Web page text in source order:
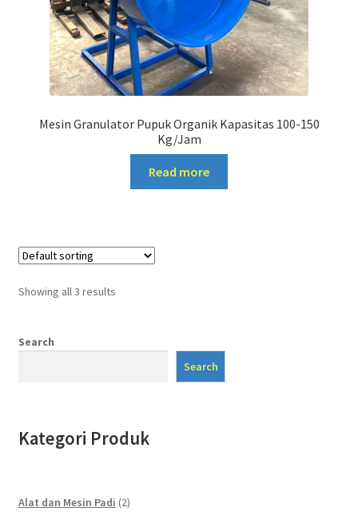
Mesin Granulator Pupuk Organik Kapasitas 100-150
Kg/Jam
Read more
Showing all 3 results
Search
Search
Kategori Produk
Alat dan Mesin Padi 22